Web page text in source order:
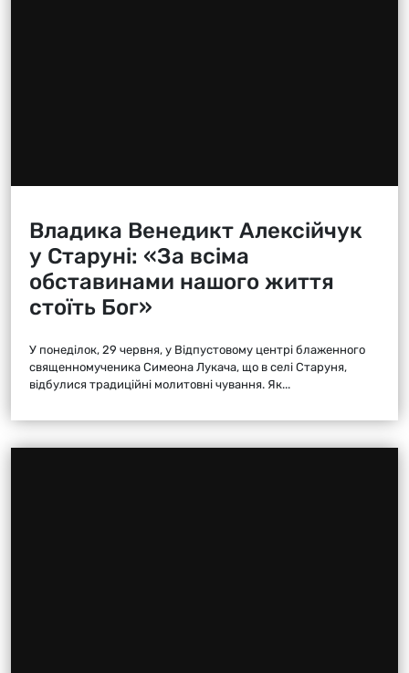
Владика Венедикт Алексійчук
у Старуні: «За всіма
обставинами нашого життя
стоїть Бог»
У понеділок, 29 червня, у Відпустовому центрі блаженного
священномученика Симеона Лукача, що в селі Старуня,
відбулися традиційні молитовні чування. Як...